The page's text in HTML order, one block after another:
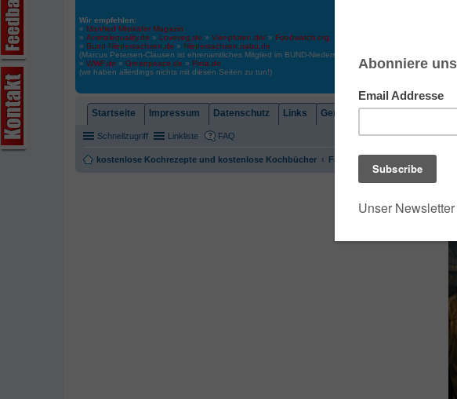
Wir empfehlen:
» Manfred Mistkäfer Magazin
» Animalequality.de » Loveveg.de » Vier-pfoten.de/ » Foodwatch.org
» Bund-Niedersachsen.de » Niedersachsen.nabu.de
(Marcus Petersen-Clausen ist ehrenamtliches Mitglied im BUND-Niedersachsen und Niedersachsen Nabu)
» WWF.de » Greenpeace.de » Peta.de
(wir haben allerdings nichts mit diesen Seiten zu tun!)
Startseite Impressum Datenschutz Links Gemeindebrief
Schnellzugriff Linkliste FAQ
kostenlose Kochrezepte und kostenlose Kochbücher Foren-Übersicht